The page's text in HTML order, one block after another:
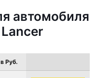
автомобиля
Руб.